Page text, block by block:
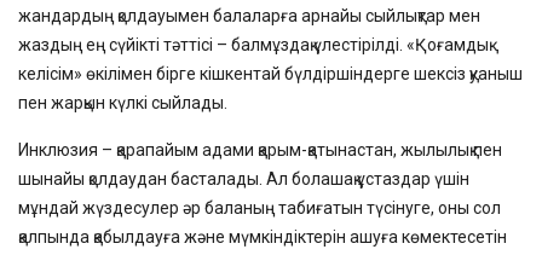
жандардың қолдауымен балаларға арнайы сыйлықтар мен
жаздың ең сүйікті тәттісі – балмұздақ үлестірілді. «Қоғамдық
келісім» өкілімен бірге кішкентай бүлдіршіндерге шексіз қуаныш
пен жарқын күлкі сыйлады.
Инклюзия – қарапайым адами қарым-қатынастан, жылылық пен
шынайы қолдаудан басталады. Ал болашақ ұстаздар үшін
мұндай жүздесулер әр баланың табиғатын түсінуге, оны сол
қалпында қабылдауға және мүмкіндіктерін ашуға көмектесетін